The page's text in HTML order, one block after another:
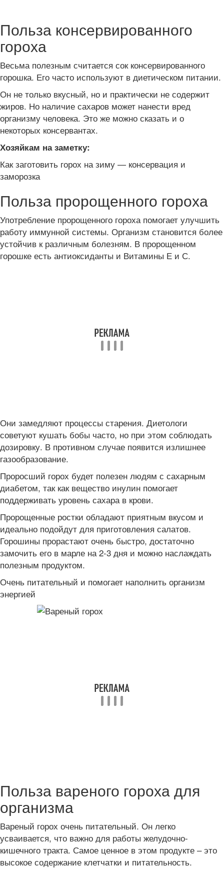
Польза консервированного
гороха
Весьма полезным считается сок консервированного
горошка. Его часто используют в диетическом питании.
Он не только вкусный, но и практически не содержит
жиров. Но наличие сахаров может нанести вред
организму человека. Это же можно сказать и о
некоторых консервантах.
Хозяйкам на заметку:
Как заготовить горох на зиму — консервация и
заморозка
Польза пророщенного гороха
Употребление пророщенного гороха помогает улучшить
работу иммунной системы. Организм становится более
устойчив к различным болезням. В пророщенном
горошке есть антиоксиданты и Витамины Е и С.
Они замедляют процессы старения. Диетологи
советуют кушать бобы часто, но при этом соблюдать
дозировку. В противном случае появится излишнее
газообразование.
Проросший горох будет полезен людям с сахарным
диабетом, так как вещество инулин помогает
поддерживать уровень сахара в крови.
Пророщенные ростки обладают приятным вкусом и
идеально подойдут для приготовления салатов.
Горошины прорастают очень быстро, достаточно
замочить его в марле на 2-3 дня и можно наслаждать
полезным продуктом.
Очень питательный и помогает наполнить организм
энергией
Польза вареного гороха для
организма
Вареный горох очень питательный. Он легко
усваивается, что важно для работы желудочно-
кишечного тракта. Самое ценное в этом продукте – это
высокое содержание клетчатки и питательность.